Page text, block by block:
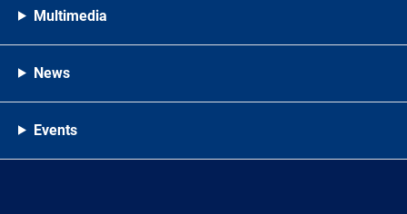
Multimedia
News
Events